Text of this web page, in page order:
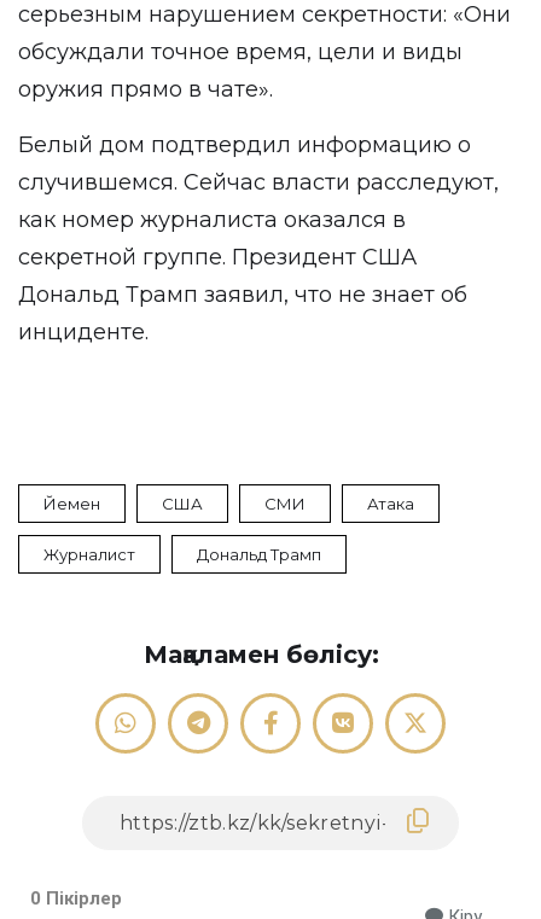
серьезным нарушением секретности: «Они
обсуждали точное время, цели и виды
оружия прямо в чате».
Белый дом подтвердил информацию о
случившемся. Сейчас власти расследуют,
как номер журналиста оказался в
секретной группе. Президент США
Дональд Трамп заявил, что не знает об
инциденте.
Йемен США СМИ Атака
Журналист Дональд Трамп
Мақаламен бөлісу:
0 Пікірлер